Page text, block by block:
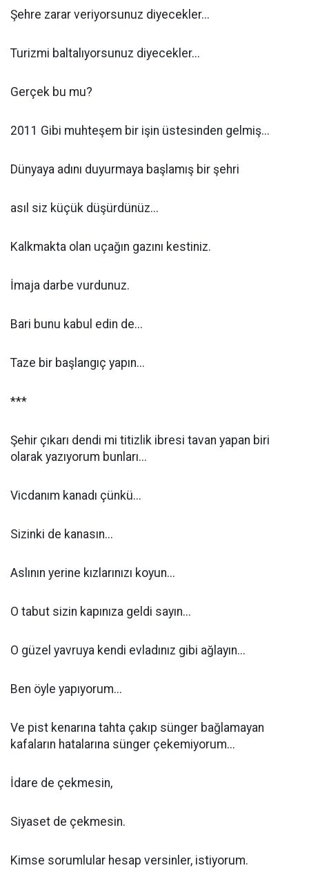
Şehre zarar veriyorsunuz diyecekler...
Turizmi baltalıyorsunuz diyecekler...
Gerçek bu mu?
2011 Gibi muhteşem bir işin üstesinden gelmiş...
Dünyaya adını duyurmaya başlamış bir şehri
asıl siz küçük düşürdünüz...
Kalkmakta olan uçağın gazını kestiniz.
İmaja darbe vurdunuz.
Bari bunu kabul edin de...
Taze bir başlangıç yapın...
***
Şehir çıkarı dendi mi titizlik ibresi tavan yapan biri
olarak yazıyorum bunları...
Vicdanım kanadı çünkü...
Sizinki de kanasın...
Aslının yerine kızlarınızı koyun...
O tabut sizin kapınıza geldi sayın...
O güzel yavruya kendi evladınız gibi ağlayın...
Ben öyle yapıyorum...
Ve pist kenarına tahta çakıp sünger bağlamayan
kafaların hatalarına sünger çekemiyorum...
İdare de çekmesin,
Siyaset de çekmesin.
Kimse sorumlular hesap versinler, istiyorum.